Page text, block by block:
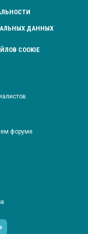
ДАННЫХ
COOKIE
форуме